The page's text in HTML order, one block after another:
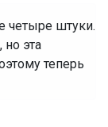
четыре штуки.
эта
теперь